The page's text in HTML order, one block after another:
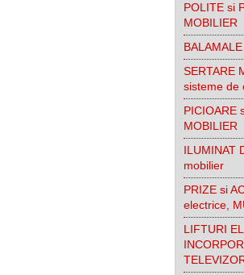
POLITE si
MOBILIER
SERTARE
sisteme de
PICIOARE
MOBILIER
ILUMINAT
mobilier
PRIZE si
electrice,
LIFTURI